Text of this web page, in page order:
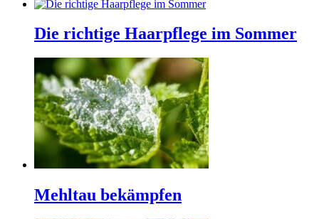
Die richtige Haarpflege im Sommer
Mehltau bekämpfen